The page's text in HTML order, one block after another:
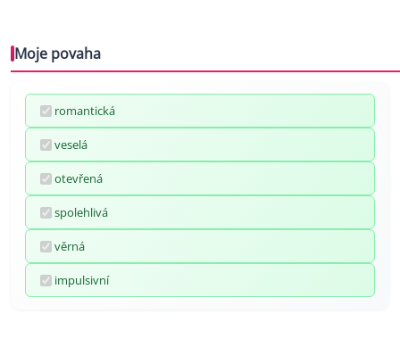
Moje povaha
romantická
veselá
otevřená
spolehlivá
věrná
impulsivní